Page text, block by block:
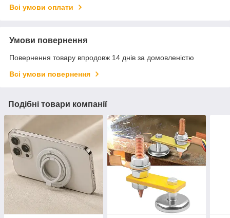
Всі умови оплати
Умови повернення
Повернення товару впродовж 14 днів за домовленістю
Всі умови повернення
Подібні товари компанії